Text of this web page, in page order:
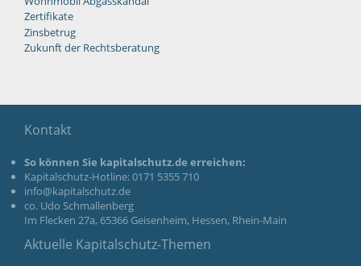
Zertifikate
Zinsbetrug
Zukunft der Rechtsberatung
Kontakt
So können Sie kapitalschutz.de erreichen:
Kapitalschutz-Hotline: 0171 5355 710
info@kapitalschutz.de
co. Udo Schmallenberg
Im Flecken 27a, 65366 Geisenheim, Hessen, Rhein-Main
Aktuelle Kapitalschutz-Themen